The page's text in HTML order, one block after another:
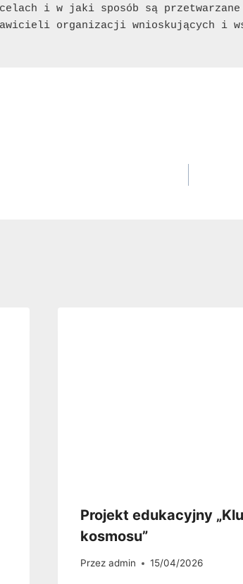
i w jaki sposób są przetwarzane
organizacji wnioskujących i
Projekt edukacyjny
kosmosu”
Przez admin 15/04/2026